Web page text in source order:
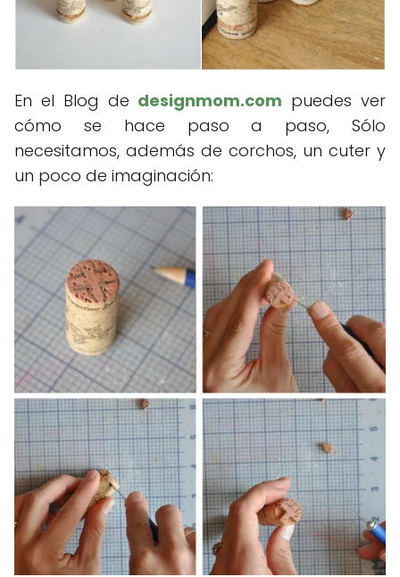
En el Blog de designmom.com puedes ver
cómo se hace paso a paso, Sólo
necesitamos, además de corchos, un cuter y
un poco de imaginación: